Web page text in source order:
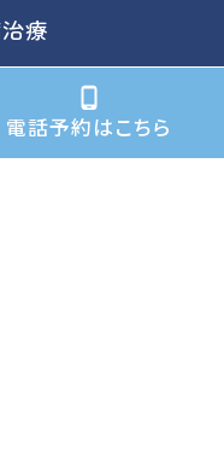
療
ント
療
電話予約はこちら